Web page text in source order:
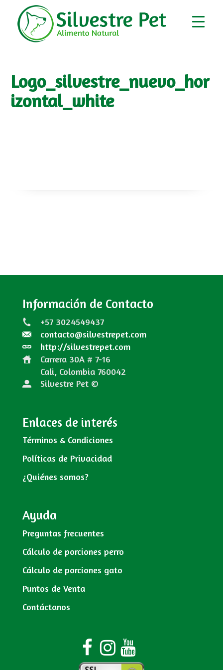
Logo_silvestre_nuevo_hor
izontal_white
Información de Contacto
+57 3024549437
contacto@silvestrepet.com
http://silvestrepet.com
Carrera 30A # 7-16
Cali, Colombia 760042
Silvestre Pet ©
Enlaces de interés
Términos & Condiciones
Políticas de Privacidad
¿Quiénes somos?
Ayuda
Preguntas frecuentes
Cálculo de porciones perro
Cálculo de porciones gato
Puntos de Venta
Contáctanos